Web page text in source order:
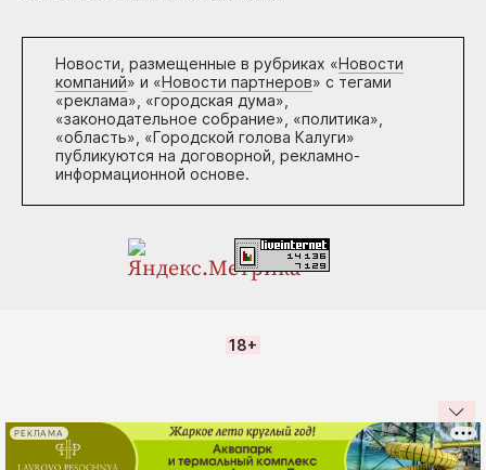
Новости, размещенные в рубриках «Новости
компаний» и «Новости партнеров» с тегами
«реклама», «городская дума»,
«законодательное собрание», «политика»,
«область», «Городской голова Калуги»
публикуются на договорной, рекламно-
информационной основе.
18+
РЕКЛАМА